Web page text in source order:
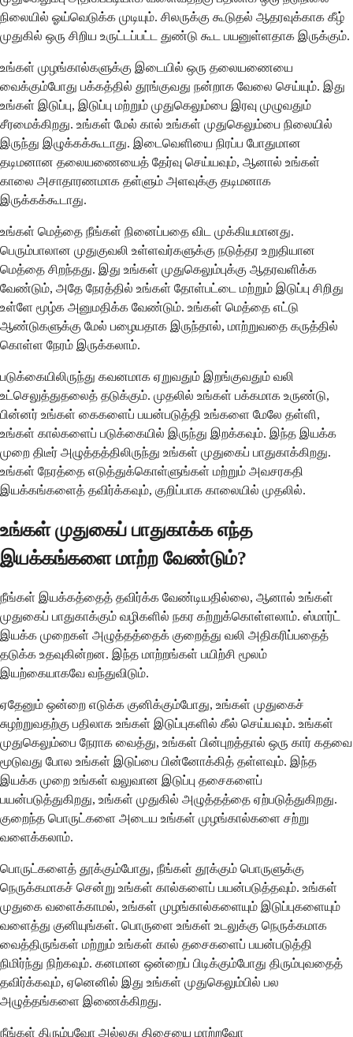
நிலையில் ஓய்வெடுக்க முடியும். சிலருக்கு கூடுதல் ஆதரவுக்காக கீழ்
முதுகில் ஒரு சிறிய உருட்டப்பட்ட துண்டு கூட பயனுள்ளதாக இருக்கும்.
உங்கள் முழங்கால்களுக்கு இடையில் ஒரு தலையணையை
வைக்கும்போது பக்கத்தில் தூங்குவது நன்றாக வேலை செய்யும். இது
உங்கள் இடுப்பு, இடுப்பு மற்றும் முதுகெலும்பை இரவு முழுவதும்
சீரமைக்கிறது. உங்கள் மேல் கால் உங்கள் முதுகெலும்பை நிலையில்
இருந்து இழுக்கக்கூடாது. இடைவெளியை நிரப்ப போதுமான
தடிமனான தலையணையைத் தேர்வு செய்யவும், ஆனால் உங்கள்
காலை அசாதாரணமாக தள்ளும் அளவுக்கு தடிமனாக
இருக்கக்கூடாது.
உங்கள் மெத்தை நீங்கள் நினைப்பதை விட முக்கியமானது.
பெரும்பாலான முதுகுவலி உள்ளவர்களுக்கு நடுத்தர உறுதியான
மெத்தை சிறந்தது. இது உங்கள் முதுகெலும்புக்கு ஆதரவளிக்க
வேண்டும், அதே நேரத்தில் உங்கள் தோள்பட்டை மற்றும் இடுப்பு சிறிது
உள்ளே மூழ்க அனுமதிக்க வேண்டும். உங்கள் மெத்தை எட்டு
ஆண்டுகளுக்கு மேல் பழையதாக இருந்தால், மாற்றுவதை கருத்தில்
கொள்ள நேரம் இருக்கலாம்.
படுக்கையிலிருந்து கவனமாக ஏறுவதும் இறங்குவதும் வலி
உட்செலுத்துதலைத் தடுக்கும். முதலில் உங்கள் பக்கமாக உருண்டு,
பின்னர் உங்கள் கைகளைப் பயன்படுத்தி உங்களை மேலே தள்ளி,
உங்கள் கால்களைப் படுக்கையில் இருந்து இறக்கவும். இந்த இயக்க
முறை திடீர் அழுத்தத்திலிருந்து உங்கள் முதுகைப் பாதுகாக்கிறது.
உங்கள் நேரத்தை எடுத்துக்கொள்ளுங்கள் மற்றும் அவசரகதி
இயக்கங்களைத் தவிர்க்கவும், குறிப்பாக காலையில் முதலில்.
உங்கள் முதுகைப் பாதுகாக்க எந்த
இயக்கங்களை மாற்ற வேண்டும்?
நீங்கள் இயக்கத்தைத் தவிர்க்க வேண்டியதில்லை, ஆனால் உங்கள்
முதுகைப் பாதுகாக்கும் வழிகளில் நகர கற்றுக்கொள்ளலாம். ஸ்மார்ட்
இயக்க முறைகள் அழுத்தத்தைக் குறைத்து வலி அதிகரிப்பதைத்
தடுக்க உதவுகின்றன. இந்த மாற்றங்கள் பயிற்சி மூலம்
இயற்கையாகவே வந்துவிடும்.
ஏதேனும் ஒன்றை எடுக்க குனிக்கும்போது, ​​உங்கள் முதுகைச்
சுழற்றுவதற்கு பதிலாக உங்கள் இடுப்புகளில் கீல் செய்யவும். உங்கள்
முதுகெலும்பை நேராக வைத்து, உங்கள் பின்புறத்தால் ஒரு கார் கதவை
மூடுவது போல உங்கள் இடுப்பை பின்னோக்கித் தள்ளவும். இந்த
இயக்க முறை உங்கள் வலுவான இடுப்பு தசைகளைப்
பயன்படுத்துகிறது, உங்கள் முதுகில் அழுத்தத்தை ஏற்படுத்துகிறது.
குறைந்த பொருட்களை அடைய உங்கள் முழங்கால்களை சற்று
வளைக்கலாம்.
பொருட்களைத் தூக்கும்போது, ​​நீங்கள் தூக்கும் பொருளுக்கு
நெருக்கமாகச் சென்று உங்கள் கால்களைப் பயன்படுத்தவும். உங்கள்
முதுகை வளைக்காமல், உங்கள் முழங்கால்களையும் இடுப்புகளையும்
வளைத்து குனியுங்கள். பொருளை உங்கள் உடலுக்கு நெருக்கமாக
வைத்திருங்கள் மற்றும் உங்கள் கால் தசைகளைப் பயன்படுத்தி
நிமிர்ந்து நிற்கவும். கனமான ஒன்றைப் பிடிக்கும்போது திரும்புவதைத்
தவிர்க்கவும், ஏனெனில் இது உங்கள் முதுகெலும்பில் பல
அழுத்தங்களை இணைக்கிறது.
நீங்கள் திரும்பவோ அல்லது திசையை மாற்றவோ